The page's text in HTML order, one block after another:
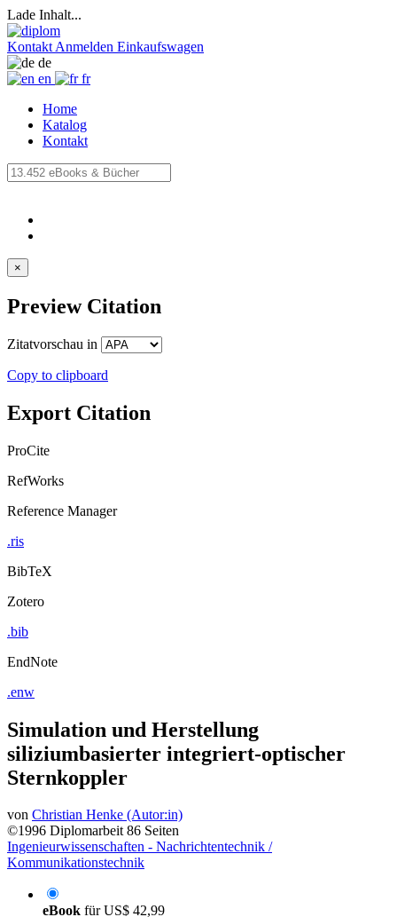
Lade Inhalt...
Kontakt Anmelden Einkaufswagen
de
en
fr
Home
Katalog
Kontakt
×
Preview Citation
Zitatvorschau in
Copy to clipboard
Export Citation
ProCite
RefWorks
Reference Manager
.ris
BibTeX
Zotero
.bib
EndNote
.enw
Simulation und Herstellung
siliziumbasierter integriert-optischer
Sternkoppler
von Christian Henke (Autor:in)
©1996 Diplomarbeit 86 Seiten
Ingenieurwissenschaften - Nachrichtentechnik /
Kommunikationstechnik
eBook fürUS$ 42,99